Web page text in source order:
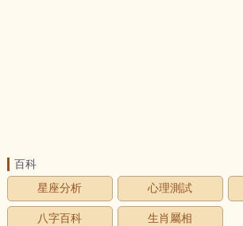
百科
星座分析
心理測試
八字百科 生肖屬相